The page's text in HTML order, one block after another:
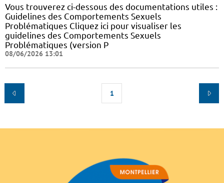
Vous trouverez ci-dessous des documentations utiles :
Guidelines des Comportements Sexuels
Problématiques Cliquez ici pour visualiser les
guidelines des Comportements Sexuels
Problématiques (version P
08/06/2026 13:01
1